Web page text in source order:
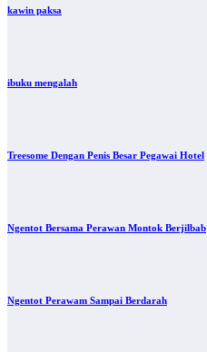
kawin paksa
ibuku mengalah
Treesome Dengan Penis Besar Pegawai Hotel
Ngentot Bersama Perawan Montok Berjilbab
Ngentot Perawam Sampai Berdarah